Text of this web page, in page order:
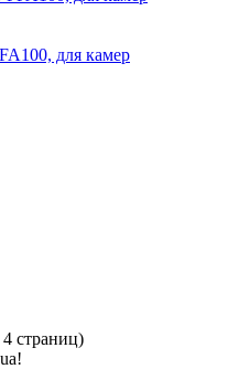
для камер
страниц)